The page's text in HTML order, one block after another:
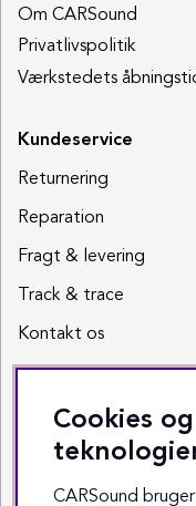
Om CARSound
Privatlivspolitik
Værkstedets
Kundeservice
Returnering
Reparation
Fragt & levering
Track & trace
Kontakt os
Sociale medier
Facebook
Instagram
Cookies
CARSound